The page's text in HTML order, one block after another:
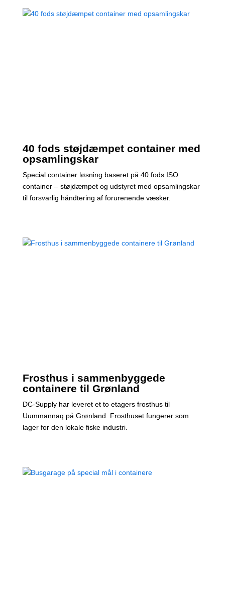
40 fods støjdæmpet container med
opsamlingskar
Special container løsning baseret på 40 fods ISO
container – støjdæmpet og udstyret med opsamlingskar
til forsvarlig håndtering af forurenende væsker.
Frosthus i sammenbyggede
containere til Grønland
DC-Supply har leveret et to etagers frosthus til
Uummannaq på Grønland. Frosthuset fungerer som
lager for den lokale fiske industri.